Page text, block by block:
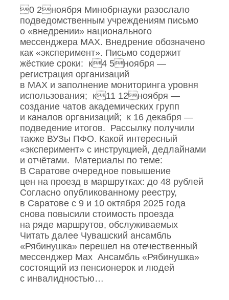
0 2ноября Минобрнауки разослало
подведомственным учреждениям письмо
о «внедрении» национального
мессенджера MAX. Внедрение обозначено
как «эксперимент». Письмо содержит
жёсткие сроки: к4 5ноября —
регистрация организаций
в MAX и заполнение мониторинга уровня
использования; к11 12ноября —
создание чатов академических групп
и каналов организаций; к 16 декабря —
подведение итогов. Рассылку получили
также ВУЗы ПФО. Какой интересный
«эксперимент» с инструкцией, дедлайнами
и отчётами. Материалы по теме:
В Саратове очередное повышение
цен на проезд в маршрутках: до 48 рублей
Согласно опубликованному реестру,
в Саратове с 9 и 10 октября 2025 года
снова повысили стоимость проезда
на ряде маршрутов, обслуживаемых
Читать далее Чувашский ансамбль
«Рябинушка» перешел на отечественный
мессенджер Max Ансамбль «Рябинушка»
состоящий из пенсионерок и людей
с инвалидностью…